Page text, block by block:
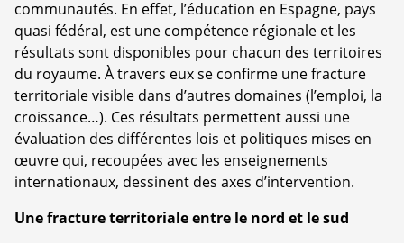
communautés. En effet, l’éducation en Espagne, pays
quasi fédéral, est une compétence régionale et les
résultats sont disponibles pour chacun des territoires
du royaume. À travers eux se confirme une fracture
territoriale visible dans d’autres domaines (l’emploi, la
croissance…). Ces résultats permettent aussi une
évaluation des différentes lois et politiques mises en
œuvre qui, recoupées avec les enseignements
internationaux, dessinent des axes d’intervention.
Une fracture territoriale entre le nord et le sud